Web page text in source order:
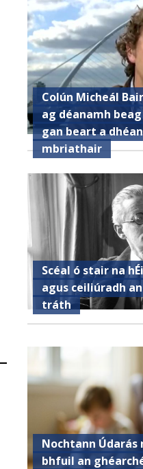
Colún Micheál
ag déanamh
gan beart a
mbriathair
Scéal ó stair na
agus ceiliúradh
tráth
Nochtann
bhfuil an